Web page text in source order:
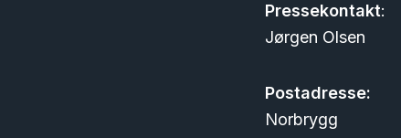
Pressekontakt:
Jørgen Olsen
Postadresse:
Norbrygg